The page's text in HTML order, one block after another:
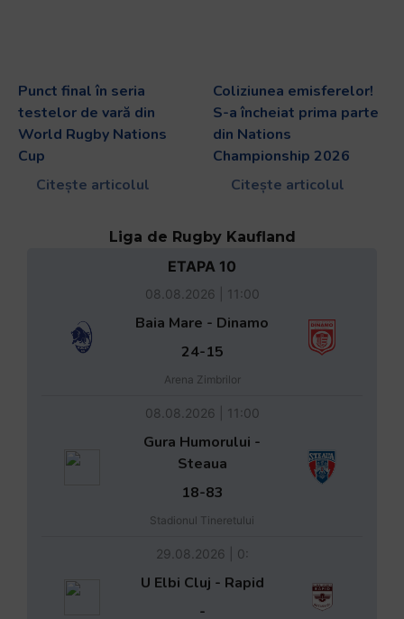
Punct final în seria
testelor de vară din
World Rugby Nations
Cup
Citește articolul
Coliziunea emisferelor!
S-a încheiat prima parte
din Nations
Championship 2026
Citește articolul
Liga de Rugby Kaufland
ETAPA 10
08.08.2026 | 11:00
Baia Mare - Dinamo
24-15
Arena Zimbrilor
08.08.2026 | 11:00
Gura Humorului -
Steaua
18-83
Stadionul Tineretului
29.08.2026 | 0:
U Elbi Cluj - Rapid
-